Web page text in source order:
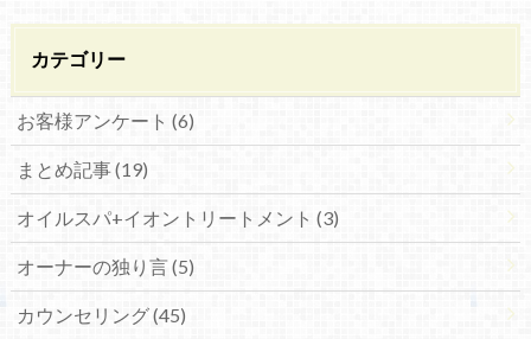
カテゴリー
お客様アンケート (6)
まとめ記事 (19)
オイルスパ+イオントリートメント (3)
オーナーの独り言 (5)
カウンセリング (45)